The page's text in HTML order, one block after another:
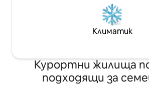
Климатик
Курортни жилища
подходящи за